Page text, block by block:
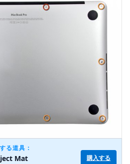
る道具：
Mat 購入する